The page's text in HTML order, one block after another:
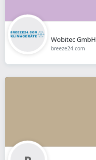
Wobitec GmbH
breeze24.com